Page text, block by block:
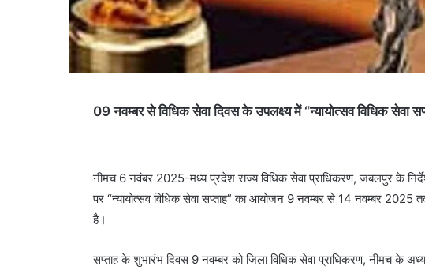
09 नवम्बर से विधिक सेवा दिवस के उपलक्ष्य में “न्यायोत्सव विधिक सेवा
नीमच 6 नवंबर 2025-मध्य प्रदेश राज्य विधिक सेवा प्राधिकरण, जबलपुर के
पर “न्यायोत्सव विधिक सेवा सप्ताह” का आयोजन 9 नवम्बर से 14 नवम्बर 2025 तक
है।
सप्ताह के शुभारंभ दिवस 9 नवम्बर को जिला विधिक सेवा प्राधिकरण, नीमच के